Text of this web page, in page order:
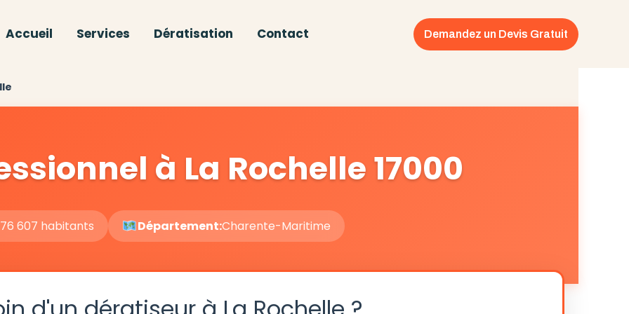
Accueil Services Dératisation Contact Demandez un Devis Gratuit
à La Rochelle 17000
76 607 habitants Département:Charente-Maritime